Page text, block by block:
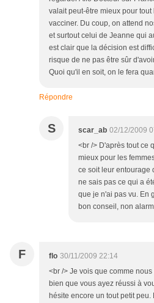
valait peut-être mieux pour
vacciner. Du coup, on attend
et surtout celui de Jeanne qui
est clair que la décision est
risque de ne pas être sûr
Quoi qu'il en soit, on le fera
Répondre
S scar_ab 02/12/2009
<br /> D'après tout ce
mieux pour les
ce soit leur entourage
ne sais pas ce qui a
que je n'ai pas vu. En
bon conseil, non
F flo 30/11/2009 22:14
<br /> Je vois que comme
bien que vous ayez réussi à
hésite encore un tout petit